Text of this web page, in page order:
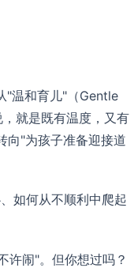
"温和育儿"（Gentle
就是既有温度，又有
向"为孩子准备迎接道
如何从不顺利中爬起
许闹"。但你想过吗？